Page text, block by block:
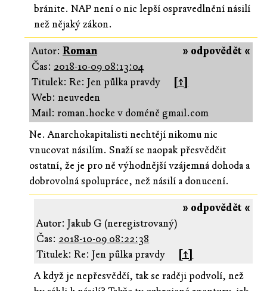
bránite. NAP není o nic lepší ospravedlnění násilí
než nějaký zákon.
» odpovědět «
Autor: Roman
Čas: 2018-10-09 08:13:04
Titulek: Re: Jen půlka pravdy
[↑]
Web: neuveden
Mail: roman.hocke v doméně gmail.com
Ne. Anarchokapitalisti nechtějí nikomu nic
vnucovat násilím. Snaží se naopak přesvědčit
ostatní, že je pro ně výhodnější vzájemná dohoda a
dobrovolná spolupráce, než násilí a donucení.
» odpovědět «
Autor: Jakub G (neregistrovaný)
Čas: 2018-10-09 08:22:38
Titulek: Re: Jen půlka pravdy
[↑]
A když je nepřesvědčí, tak se raději podvolí, než